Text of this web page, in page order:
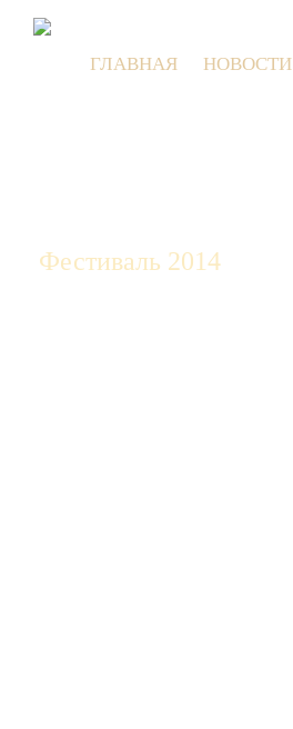
ГЛАВНАЯ НОВОСТИ
Фестиваль 2014